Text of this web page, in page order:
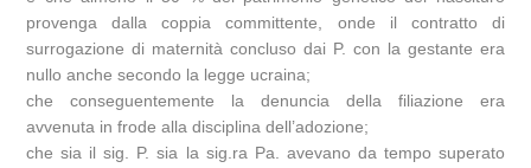
provenga dalla coppia committente, onde il contratto di
surrogazione di maternità concluso dai P. con la gestante era
nullo anche secondo la legge ucraina;
che conseguentemente la denuncia della filiazione era
avvenuta in frode alla disciplina dell’adozione;
che sia il sig. P. sia la sig.ra Pa. avevano da tempo superato